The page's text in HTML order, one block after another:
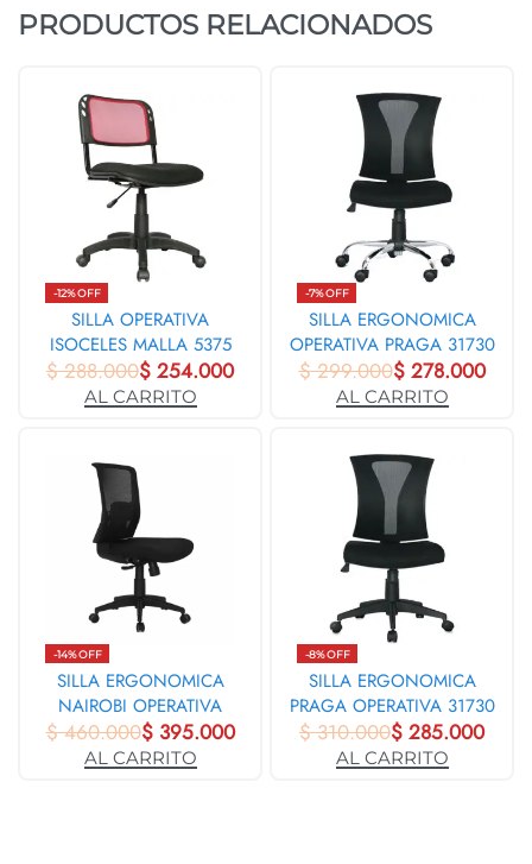
PRODUCTOS RELACIONADOS
-12% OFF
SILLA OPERATIVA
ISOCELES MALLA 5375
$288.000$ 254.000
AL CARRITO
-7% OFF
SILLA ERGONOMICA
OPERATIVA PRAGA 31730
$299.000$278.000
AL CARRITO
-14% OFF
SILLA ERGONOMICA
NAIROBI OPERATIVA
NYLON SIN BRAZOS
31740
$460.000$395.000
AL CARRITO
-8% OFF
SILLA ERGONOMICA
PRAGA OPERATIVA 31730
$310.000$ 285.000
AL CARRITO